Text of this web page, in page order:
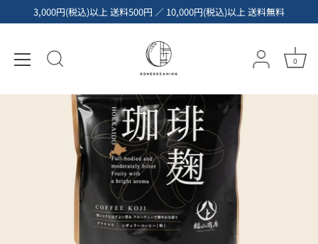
ン
3,000円(税込)以上 送料500円 ／ 10,000円(税込)以上 送料無料
0